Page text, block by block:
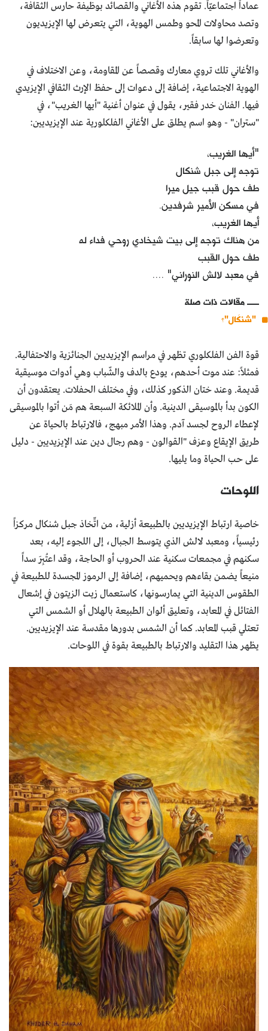
عماداً اجتماعيّاً. تقوم هذه الأغاني والقصائد بوظيفة حارس الثقافة،
وتصد محاولات المحو وطمس الهوية، التي يتعرض لها الإيزيديون
وتعرضوا لها سابقاً.
والأغاني تلك تروي معارك وقصصاً عن المقاومة، وعن الاختلاف في
الهوية الاجتماعية، إضافة إلى دعوات إلى حفظ الإرث الثقافي الإيزيدي
فيها. الفنان خدر فقير، يقول في عنوان أغنية "أيها الغريب"، في
"ستران" - وهو اسم يطلق على الأغاني الفلكلورية عند الإيزيديين:
"أيها الغريب،
توجه إلى جبل شنكال
طف حول قبب جيل ميرا
في مسكن الأمير شرفدين.
أيها الغريب،
من هناك توجه إلى بيت شيخادي روحي فداء له
طف حول القبب
في معبد لالش النوراني" ....
مقالات ذات صلة
"شنكَال"؟
قوة الفن الفلكلوري تظهر في مراسم الإيزيديين الجنائزية والاحتفالية.
فمثلاً: عند موت أحدهم، يودع بالدف والشّباب وهي أدوات موسيقية
قديمة. وعند ختان الذكور كذلك، وفي مختلف الحفلات. يعتقدون أن
الكون بدأ بالموسيقى الدينية. وأن الملائكة السبعة هم مَن أتوا بالموسيقى
لإعطاء الروح لجسد آدم. وهذا الأمر مبهج، فالارتباط بالحياة عن
طريق الإيقاع وعزف "القوالون - وهم رجال دين عند الإيزيديين - دليل
على حب الحياة وما يليها.
اللوحات
خاصية ارتباط الإيزيديين بالطبيعة أزلية، من اتِّخاذ جبل شنكال مركزاً
رئيسياً، ومعبد لالش الذي يتوسط الجبال، إلى اللجوء إليه، بعد
سكنهم في مجمعات سكنية عند الحروب أو الحاجة، وقد اعتُبِرَ سداً
منيعاً يضمن بقاءهم ويحميهم، إضافة إلى الرموز المجسدة للطبيعة في
الطقوس الدينية التي يمارسونها، كاستعمال زيت الزيتون في إشعال
الفتائل في المعابد، وتعليق ألوان الطبيعة بالهلال أو الشمس التي
تعتلي قبب المعابد. كما أن الشمس بدورها مقدسة عند الإيزيديين.
يظهر هذا التقليد والارتباط بالطبيعة بقوة في اللوحات.